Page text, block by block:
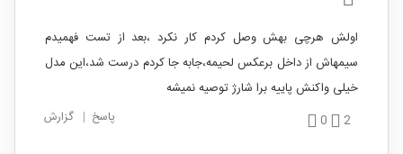
اولش هرچی بهش وصل کردم کار نکرد ،بعد از تست فهمیدم
سیمهاش از داخل برعکس لحیمه،جابه جا کردم درست شد،این مدل
خیلی واکنش پاییه برا شارژ توصیه نمیشه
2
0 پاسخ | گزارش